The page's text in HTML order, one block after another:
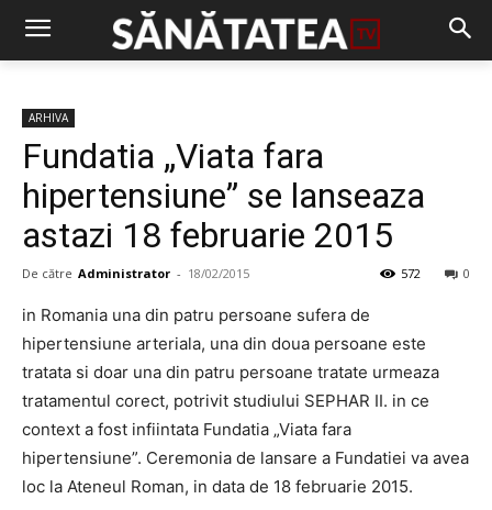
ARHIVA
Fundatia „Viata fara
hipertensiune” se lanseaza
astazi 18 februarie 2015
De către Administrator - 18/02/2015 0
572
in Romania una din patru persoane sufera de
hipertensiune arteriala, una din doua persoane este
tratata si doar una din patru persoane tratate urmeaza
tratamentul corect, potrivit studiului SEPHAR II. in ce
context a fost infiintata Fundatia „Viata fara
hipertensiune”. Ceremonia de lansare a Fundatiei va avea
loc la Ateneul Roman, in data de 18 februarie 2015.